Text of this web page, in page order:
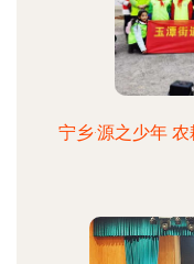
宁乡·源之少年